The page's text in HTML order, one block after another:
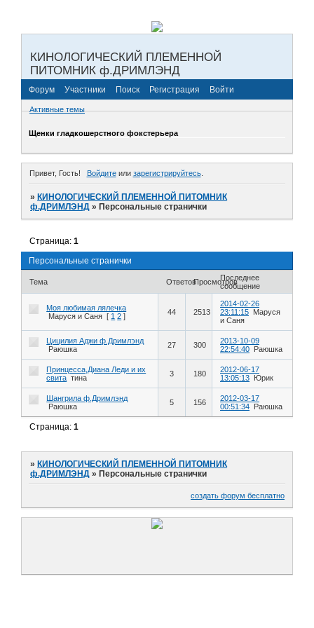
КИНОЛОГИЧЕСКИЙ ПЛЕМЕННОЙ
ПИТОМНИК ф.ДРИМЛЭНД
Форум Участники Поиск Регистрация Войти
Активные темы
Щенки гладкошерстного фокстерьера
Привет, Гость! Войдитеили зарегистрируйтесь.
» КИНОЛОГИЧЕСКИЙ ПЛЕМЕННОЙ ПИТОМНИК
ф.ДРИМЛЭНД » Персональные странички
Персональные странички
Страница:1
Тема ОтветовПросмотровПоследнее
сообщение
Моя любимая лялечка
Маруся и Саня [ 1 2 ] 44 2513
2014-02-26
23:11:15 Маруся
и Саня
Цицилия Аджи ф.Дримлэнд
Раюшка
27 300
2013-10-09
22:54:40 Раюшка
Принцесса,Диана Леди и их
свита тина 3 180
2012-06-17
13:05:13 Юрик
Шангрила ф.Дримлэнд
Раюшка
5 156
2012-03-17
00:51:34 Раюшка
Страница:1
»КИНОЛОГИЧЕСКИЙ ПЛЕМЕННОЙ ПИТОМНИК
ф.ДРИМЛЭНД »Персональные странички
создать форум бесплатно